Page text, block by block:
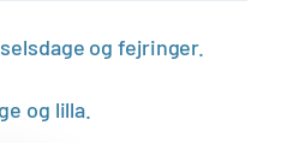
og fejringer.
og lilla.